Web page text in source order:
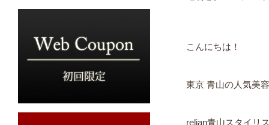
こんにちは！
東京 青山の人気美
relian青山スタイリ